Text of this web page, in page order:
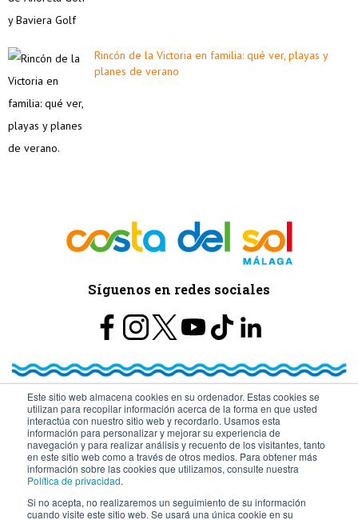
Este sitio web almacena cookies en su ordenador. Estas cookies se
utilizan para recopilar información acerca de la forma en que usted
interactúa con nuestro sitio web y recordarlo. Usamos esta
información para personalizar y mejorar su experiencia de
navegación y para realizar análisis y recuento de los visitantes, tanto
en este sitio web como a través de otros medios. Para obtener más
información sobre las cookies que utilizamos, consulte nuestra
Política de privacidad.
Si no acepta, no realizaremos un seguimiento de su información
cuando visite este sitio web. Se usará una única cookie en su
Rincón de la Victoria en familia: qué ver, playas y
planes de verano
Síguenos en redes sociales
© Turismo y Planificación Costa del Sol S.L.U. Todos los Derechos
Reservados